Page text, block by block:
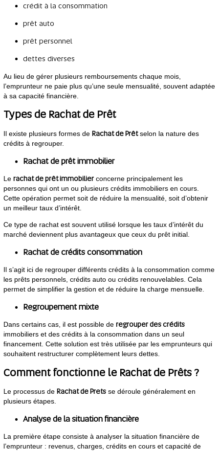
crédit à la consommation
prêt auto
prêt personnel
dettes diverses
Au lieu de gérer plusieurs remboursements chaque mois,
l’emprunteur ne paie plus qu’une seule mensualité, souvent adaptée
à sa capacité financière.
Types de Rachat de Prêt
Il existe plusieurs formes de Rachat de Prêtselon la nature des
crédits à regrouper.
Rachat de prêt immobilier
Le rachat de prêt immobilierconcerne principalement les
personnes qui ont un ou plusieurs crédits immobiliers en cours.
Cette opération permet soit de réduire la mensualité, soit d’obtenir
un meilleur taux d’intérêt.
Ce type de rachat est souvent utilisé lorsque les taux d’intérêt du
marché deviennent plus avantageux que ceux du prêt initial.
Rachat de crédits consommation
Il s’agit ici de regrouper différents crédits à la consommation comme
les prêts personnels, crédits auto ou crédits renouvelables. Cela
permet de simplifier la gestion et de réduire la charge mensuelle.
Regroupement mixte
Dans certains cas, il est possible de regrouper des crédits
immobiliers et des crédits à la consommation dans un seul
financement. Cette solution est très utilisée par les emprunteurs qui
souhaitent restructurer complètement leurs dettes.
Comment fonctionne le Rachat de Prêts ?
Le processus de Rachat de Pretsse déroule généralement en
plusieurs étapes.
Analyse de la situation financière
La première étape consiste à analyser la situation financière de
l’emprunteur : revenus, charges, crédits en cours et capacité de